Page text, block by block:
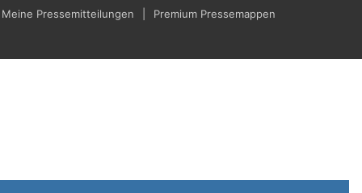
Meine Pressemitteilungen Premium Pressemappen